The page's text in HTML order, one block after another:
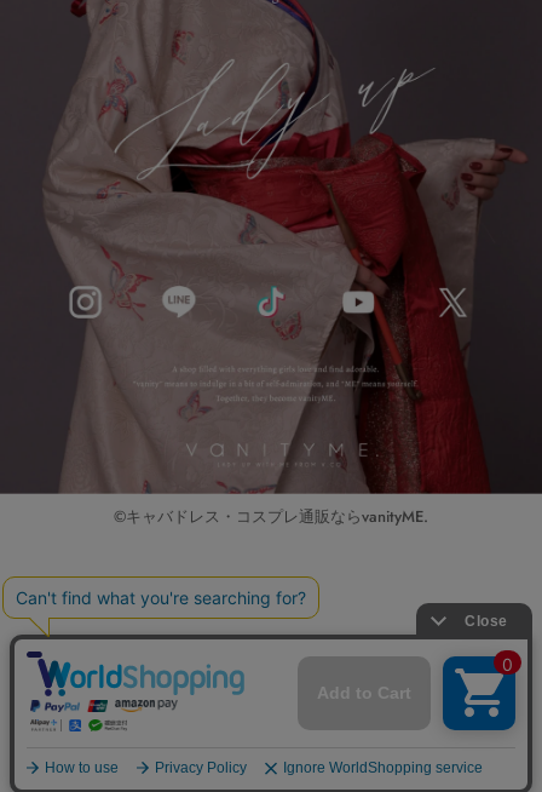
©キャバドレス・コスプレ通販ならvanityME.